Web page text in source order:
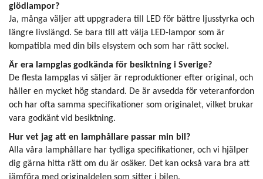
glödlampor?
Ja, många väljer att uppgradera till LED för bättre ljusstyrka och
längre livslängd. Se bara till att välja LED-lampor som är
kompatibla med din bils elsystem och som har rätt sockel.
Är era lampglas godkända för besiktning i Sverige?
De flesta lampglas vi säljer är reproduktioner efter original, och
håller en mycket hög standard. De är avsedda för veteranfordon
och har ofta samma specifikationer som originalet, vilket brukar
vara godkänt vid besiktning.
Hur vet jag att en lamphållare passar min bil?
Alla våra lamphållare har tydliga specifikationer, och vi hjälper
dig gärna hitta rätt om du är osäker. Det kan också vara bra att